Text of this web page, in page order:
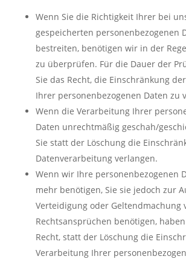
Wenn Sie die Richtigkeit Ihrer bei
gespeicherten personenbezogenen
bestreiten, benötigen wir in der
zu überprüfen. Für die Dauer der
Sie das Recht, die Einschränkung
Ihrer personenbezogenen Daten zu
Wenn die Verarbeitung Ihrer
Daten unrechtmäßig geschah/
Sie statt der Löschung die
Datenverarbeitung verlangen.
Wenn wir Ihre personenbezogenen
mehr benötigen, Sie sie jedoch zur
Verteidigung oder Geltendmachung
Rechtsansprüchen benötigen,
Recht, statt der Löschung die
Verarbeitung Ihrer